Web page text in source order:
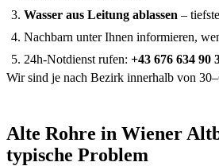
Wasser aus Leitung ablassen –
Nachbarn unter Ihnen informieren,
24h-Notdienst rufen: +43 676 634 90
Wir sind je nach Bezirk innerhalb von
Alte Rohre in Wiener
typische Problem